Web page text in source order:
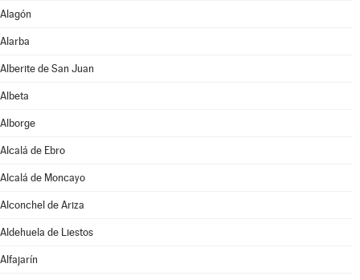
Alagón
Alarba
Alberite de San Juan
Albeta
Alborge
Alcalá de Ebro
Alcalá de Moncayo
Alconchel de Ariza
Aldehuela de Liestos
Alfajarín